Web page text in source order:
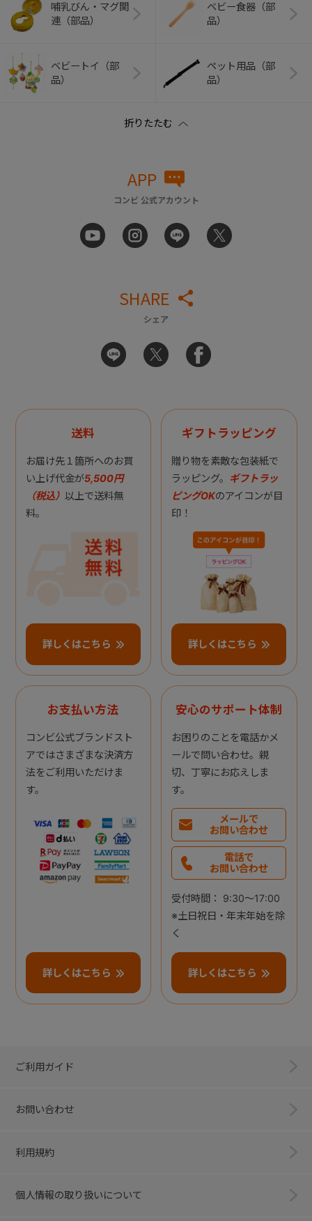
哺乳びん・マグ関
連（部品）
ベビー食器（部
品）
ベビートイ（部
品）
ペット用品（部
品）
APP
コンビ 公式アカウント
SHARE
シェア
送料
お届け先１箇所へのお買
い上げ代金が5,500円
（税込） 以上で送料無
料。
詳しくはこちら
ギフトラッピング
贈り物を素敵な包装紙で
ラッピング。 ギフトラッ
ピングOKのアイコンが目
印！
詳しくはこちら
お支払い方法
コンビ公式ブランドスト
アではさまざまな決済方
法をご利用いただけま
す。
詳しくはこちら
安心のサポート体制
お困りのことを電話かメ
ールで問い合わせ。親
切、丁寧にお応えしま
す。
メールで
お問い合わせ
電話で
お問い合わせ
受付時間： 9:30～17:00
※土日祝日・年末年始を除
く
詳しくはこちら
ご利用ガイド
お問い合わせ
利用規約
個人情報の取り扱いについて